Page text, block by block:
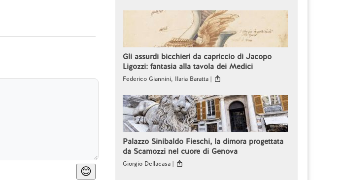
😊
Gli assurdi bicchieri da capriccio di Jacopo
Ligozzi: fantasia alla tavola dei Medici
Federico Giannini, Ilaria Baratta |
Palazzo Sinibaldo Fieschi, la dimora progettata
da Scamozzi nel cuore di Genova
Giorgio Dellacasa |